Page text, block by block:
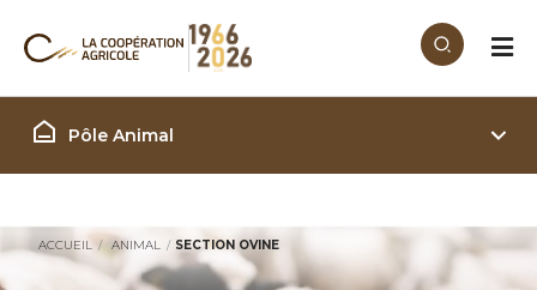
Filière Animal
Pôle Animal
ACCUEIL ANIMAL SECTION OVINE